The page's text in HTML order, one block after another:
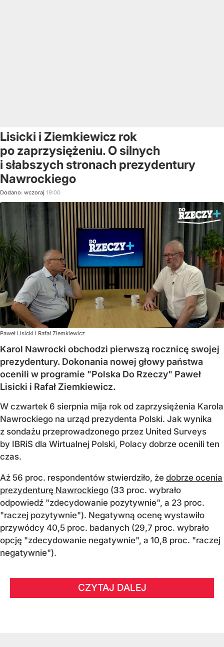
Lisicki i Ziemkiewicz rok
po zaprzysiężeniu. O silnych
i słabszych stronach prezydentury
Nawrockiego
Dodano: wczoraj 19:00
Paweł Lisicki i Rafał Ziemkiewicz
Karol Nawrocki obchodzi pierwszą rocznicę swojej
prezydentury. Dokonania nowej głowy państwa
ocenili w programie "Polska Do Rzeczy" Paweł
Lisicki i Rafał Ziemkiewicz.
W czwartek 6 sierpnia mija rok od zaprzysiężenia Karola
Nawrockiego na urząd prezydenta Polski. Jak wynika
z sondażu przeprowadzonego przez United Surveys
by IBRiS dla Wirtualnej Polski, Polacy dobrze ocenili ten
czas.
Aż 56 proc. respondentów stwierdziło, że dobrze ocenia
prezydenturę Nawrockiego (33 proc. wybrało
odpowiedź "zdecydowanie pozytywnie", a 23 proc.
"raczej pozytywnie"). Negatywną ocenę wystawiło
przywódcy 40,5 proc. badanych (29,7 proc. wybrało
opcję "zdecydowanie negatywnie", a 10,8 proc. "raczej
negatywnie").
CZYTAJ DALEJ